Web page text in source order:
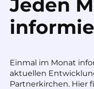
Einmal im Monat
aktuellen
Partnerkirchen. Hier